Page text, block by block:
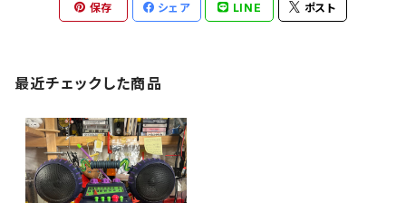
保存 シェア LINE ポスト
最近チェックした商品